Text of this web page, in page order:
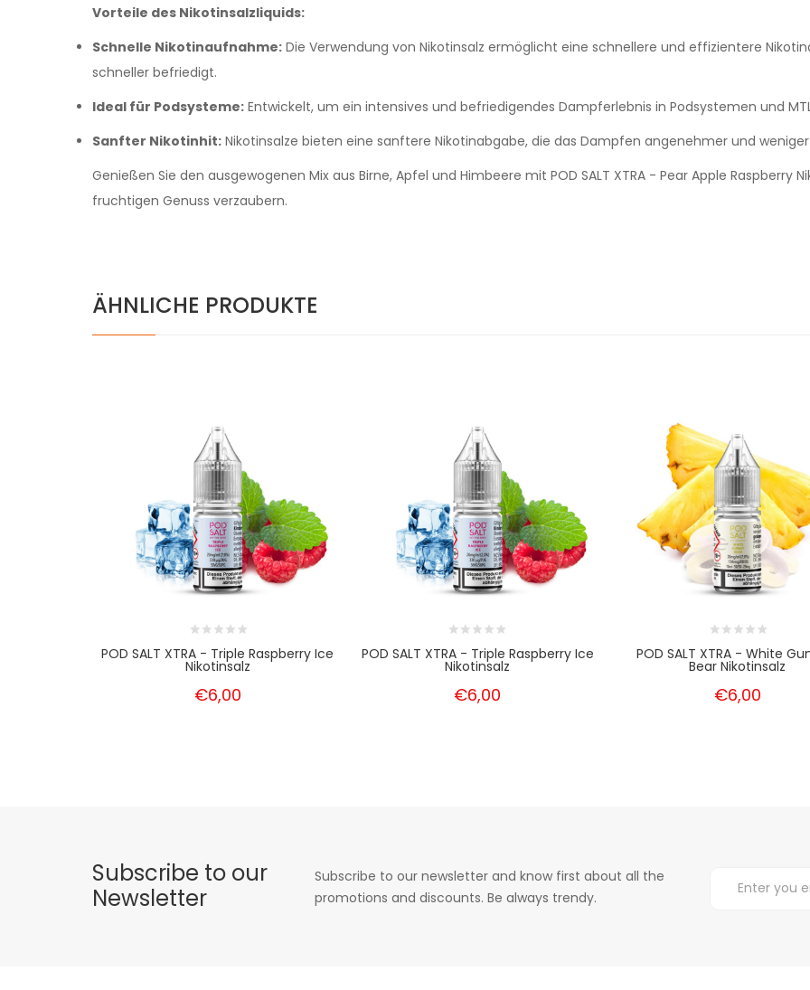
Vorteile des Nikotinsalzliquids:
Schnelle Nikotinaufnahme: Die Verwendung von Nikotinsalz ermöglicht eine schnellere und effizientere
schneller befriedigt.
Ideal für Podsysteme: Entwickelt, um ein intensives und befriedigendes Dampferlebnis in Podsystemen und
Sanfter Nikotinhit: Nikotinsalze bieten eine sanftere Nikotinabgabe, die das Dampfen angenehmer und
Genießen Sie den ausgewogenen Mix aus Birne, Apfel und Himbeere mit POD SALT XTRA - Pear Apple Raspberry
fruchtigen Genuss verzaubern.
ÄHNLICHE PRODUKTE
POD SALT XTRA - Triple Raspberry Ice
Nikotinsalz
€6,00
POD SALT XTRA - Triple Raspberry Ice
Nikotinsalz
€6,00
POD SALT XTRA - White
Bear Nikotinsalz
€6,00
Subscribe to our
Newsletter
Subscribe to our newsletter and know first about all the
promotions and discounts. Be always trendy.